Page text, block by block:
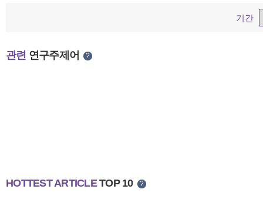
기간
관련 연구주제어 ?
HOTTEST ARTICLETOP 10 ?